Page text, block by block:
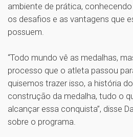
ambiente de prática,
os desafios e as vantagens que
possuem.
“Todo mundo vê as medalhas,
processo que o atleta passou
quisemos trazer isso, a história
construção da medalha, tudo o
alcançar essa conquista”, disse
sobre o programa.